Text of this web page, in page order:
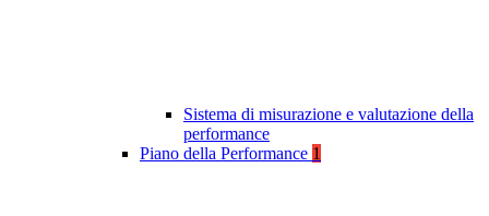
Sistema di misurazione e valutazione della
performance
Piano della Performance 1